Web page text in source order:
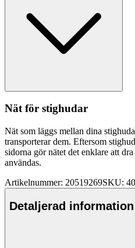
Nät för stighudar
Nät som läggs mellan dina
transporterar dem. Eftersom
sidorna gör nätet det enklare att
användas.
Artikelnummer: 20519269SKU:
Detaljerad information